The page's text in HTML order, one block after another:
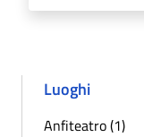
Luoghi
Anfiteatro (1)